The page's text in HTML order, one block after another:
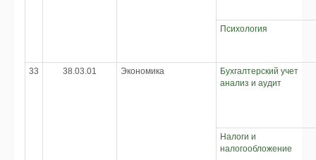
Психология
33 38.03.01 Экономика
Бухгалтерский учет
анализ и аудит
Налоги и
налогообложение